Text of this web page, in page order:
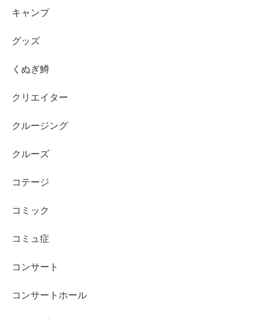
キャンプ
グッズ
くぬぎ鱒
クリエイター
クルージング
クルーズ
コテージ
コミック
コミュ症
コンサート
コンサートホール